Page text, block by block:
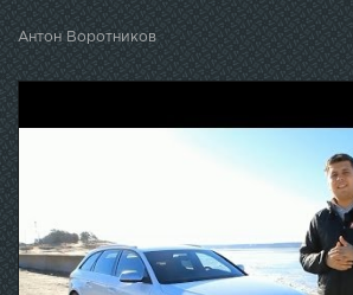
Антон Воротников